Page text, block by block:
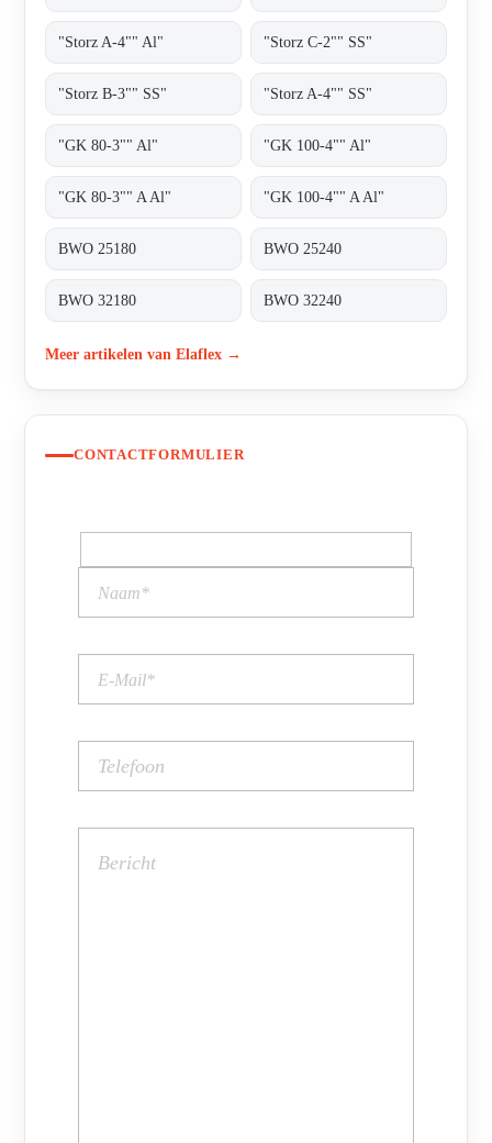
"Storz A-4"" Al" "Storz C-2"" SS"
"Storz B-3"" SS" "Storz A-4"" SS"
"GK 80-3"" Al" "GK 100-4"" Al"
"GK 80-3"" A Al" "GK 100-4"" A Al"
BWO 25180 BWO 25240
BWO 32180 BWO 32240
Meer artikelen van Elaflex →
CONTACTFORMULIER